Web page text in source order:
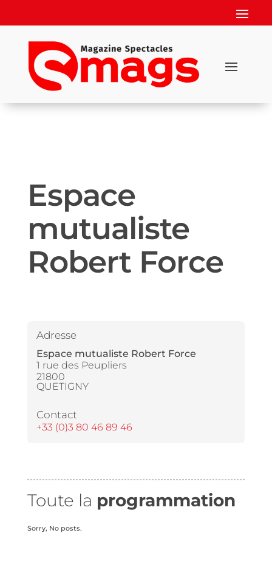
Espace
mutualiste
Robert Force
Adresse
Espace mutualiste Robert Force
1 rue des Peupliers
21800
QUETIGNY
Contact
+33 (0)3 80 46 89 46
Toute la programmation
Sorry, No posts.